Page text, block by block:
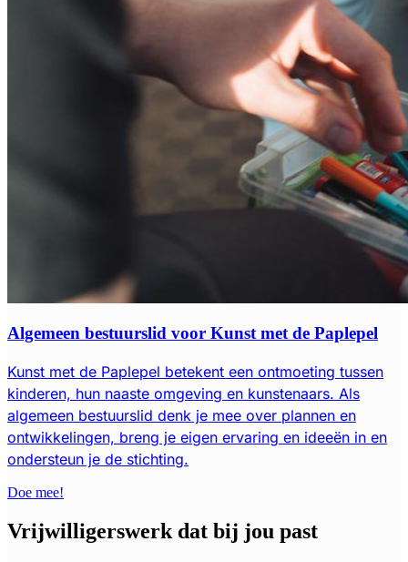
Algemeen bestuurslid voor Kunst met de Paplepel
Kunst met de Paplepel betekent een ontmoeting tussen
kinderen, hun naaste omgeving en kunstenaars. Als
algemeen bestuurslid denk je mee over plannen en
ontwikkelingen, breng je eigen ervaring en ideeën in en
ondersteun je de stichting.
Doe mee!
Vrijwilligerswerk dat bij jou past